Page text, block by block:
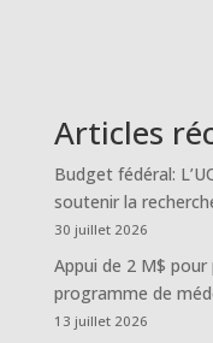
Articles
Budget fédéral:
soutenir la
30 juillet 2026
Appui de 2 M$
programme de
13 juillet 2026